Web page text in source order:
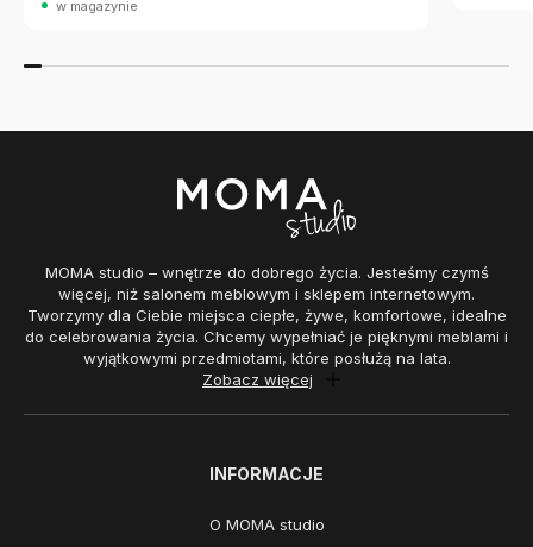
w magazynie
MOMA studio – wnętrze do dobrego życia. Jesteśmy czymś
więcej, niż salonem meblowym i sklepem internetowym.
Tworzymy dla Ciebie miejsca ciepłe, żywe, komfortowe, idealne
do celebrowania życia. Chcemy wypełniać je pięknymi meblami i
wyjątkowymi przedmiotami, które posłużą na lata.
Zobacz więcej
INFORMACJE
O MOMA studio